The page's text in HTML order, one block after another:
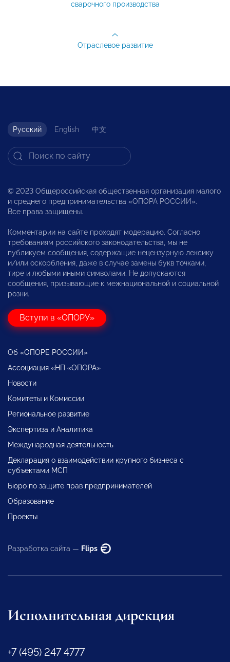
сварочного производства
Отраслевое развитие
Русский English 中文
© 2023 Общероссийская общественная организация малого
и среднего предпринимательства «ОПОРА РОССИИ».
Все права защищены.
Комментарии на сайте проходят модерацию. Согласно
требованиям российского законодательства, мы не
публикуем сообщения, содержащие нецензурную лексику
и/или оскорбления, даже в случае замены букв точками,
тире и любыми иными символами. Не допускаются
сообщения, призывающие к межнациональной и социальной
розни.
Вступи в «ОПОРУ»
Об «ОПОРЕ РОССИИ»
Ассоциация «НП «ОПОРА»
Новости
Комитеты и Комиссии
Региональное развитие
Экспертиза и Аналитика
Международная деятельность
Декларация о взаимодействии крупного бизнеса с
субъектами МСП
Бюро по защите прав предпринимателей
Образование
Проекты
Разработка сайта — Flips
Исполнительная дирекция
+7 (495) 247 4777